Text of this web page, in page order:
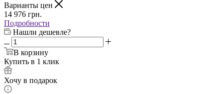
Варианты цен
14 976 грн.
Подробности
Нашли дешевле?
В корзину
Купить в 1 клик
Хочу в подарок